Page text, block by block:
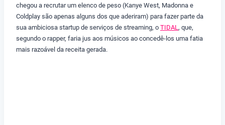
chegou a recrutar um elenco de peso (Kanye West, Madonna e
Coldplay são apenas alguns dos que aderiram) para fazer parte da
sua ambiciosa startup de serviços de streaming, o TIDAL, que,
segundo o rapper, faria jus aos músicos ao concedê-los uma fatia
mais razoável da receita gerada.